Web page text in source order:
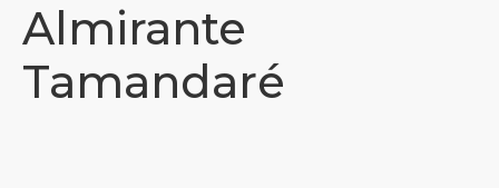
Almirante
Tamandaré